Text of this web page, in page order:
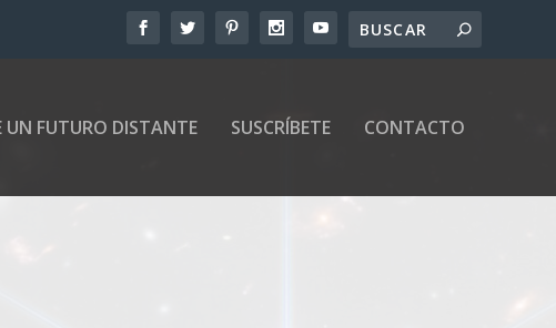
UN FUTURO DISTANTE SUSCRÍBETE CONTACTO